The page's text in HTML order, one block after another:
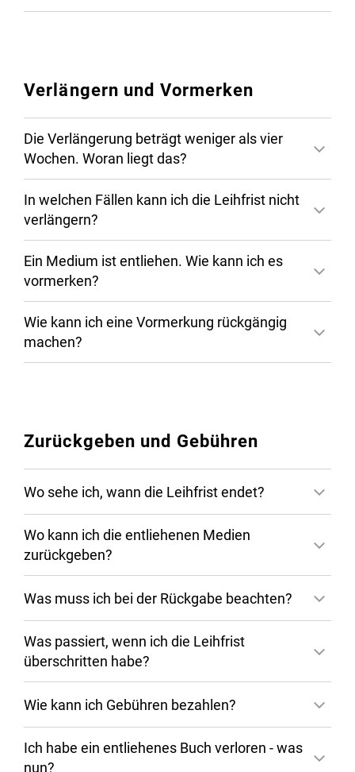
Verlängern und Vormerken
Die Verlängerung beträgt weniger als vier
Wochen. Woran liegt das?
In welchen Fällen kann ich die Leihfrist nicht
verlängern?
Ein Medium ist entliehen. Wie kann ich es
vormerken?
Wie kann ich eine Vormerkung rückgängig
machen?
Zurückgeben und Gebühren
Wo sehe ich, wann die Leihfrist endet?
Wo kann ich die entliehenen Medien
zurückgeben?
Was muss ich bei der Rückgabe beachten?
Was passiert, wenn ich die Leihfrist
überschritten habe?
Wie kann ich Gebühren bezahlen?
Ich habe ein entliehenes Buch verloren - was
nun?